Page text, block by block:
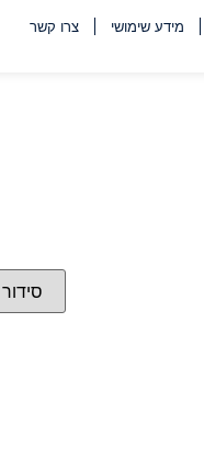
מידע שימושי צרו קשר